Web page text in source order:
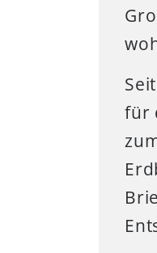
für